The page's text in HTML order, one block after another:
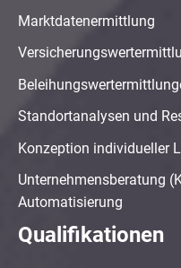
Marktdatenermittlung
Standortanalysen und
Konzeption individueller
Unternehmensberatung
Automatisierung
Qualifikationen